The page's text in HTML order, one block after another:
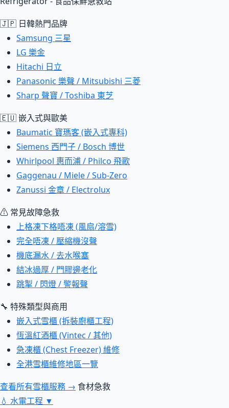
🇯🇵 日韓熱門品牌
Samsung 三星
LG 樂金
Hitachi 日立
Panasonic 樂聲 / Mitsubishi 三菱
Sharp 聲寶 / Toshiba 東芝
🇪🇺 嵌入式與歐美
Baumatic 寶瑪客 (嵌入式專科)
Siemens 西門子 / Bosch 博世
Whirlpool 惠而浦 / Philco 飛歌
Gaggenau / Miele / Sub-Zero
Zanussi 金章 / Electrolux
⚠ 常見故障急救
上格凍下格唔凍 (風扇/溶雪)
完全唔凍 / 壓縮機沒聲
機底漏水 / 去水喉塞
結冰過厚 / 門膠邊老化
跳掣 / 閃燈 / 警報聲
🔧 特殊類型與商用
嵌入式雪櫃 (拆裝廚櫃工程)
恆溫紅酒櫃 (Vintec / 其他)
急凍櫃 (Chest Freezer) 維修
全港雪櫃維修地區一覽
查看所有雪櫃服務 → 食材急救
💧 水電工程 ▼